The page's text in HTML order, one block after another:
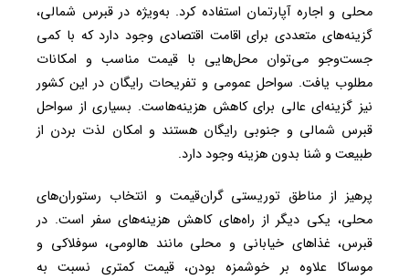
محلی و اجاره آپارتمان استفاده کرد. به‌ویژه در قبرس شمالی،
گزینه‌های متعددی برای اقامت اقتصادی وجود دارد که با کمی
جست‌وجو می‌توان محل‌هایی با قیمت مناسب و امکانات
مطلوب یافت. سواحل عمومی و تفریحات رایگان در این کشور
نیز گزینه‌ای عالی برای کاهش هزینه‌هاست. بسیاری از سواحل
قبرس شمالی و جنوبی رایگان هستند و امکان لذت بردن از
طبیعت و شنا بدون هزینه وجود دارد.
پرهیز از مناطق توریستی گران‌قیمت و انتخاب رستوران‌های
محلی، یکی دیگر از راه‌های کاهش هزینه‌های سفر است. در
قبرس، غذاهای خیابانی و محلی مانند هالومی، سوفلاکی و
موساکا علاوه بر خوشمزه بودن، قیمت کمتری نسبت به